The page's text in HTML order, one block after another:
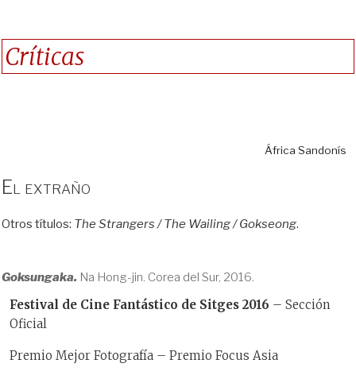
Críticas
África Sandonís
El extraño
Otros títulos: The Strangers / The Wailing / Gokseong.
Goksungaka. Na Hong-jin. Corea del Sur, 2016.
Festival de Cine Fantástico de Sitges 2016 – Sección
Oficial
Premio Mejor Fotografía – Premio Focus Asia